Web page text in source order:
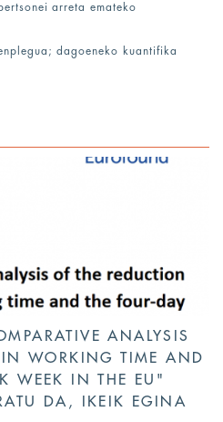
arreta emateko
dagoeneko kuantifika
ANALYSIS
WORKING TIME AND
WEEK IN THE EU"
DA, IKEIK EGINA